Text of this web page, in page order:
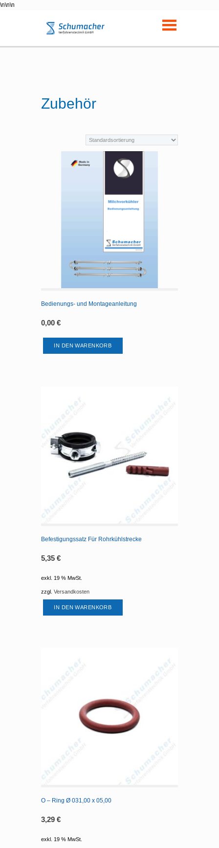
\n\n\n
Zubehör
Bedienungs- und Montageanleitung
0,00 €
IN DEN WARENKORB
Befestigungssatz Für Rohrkühlstrecke
5,35 €
exkl. 19 % MwSt.
zzgl. Versandkosten
IN DEN WARENKORB
O – Ring Ø 031,00 x 05,00
3,29 €
exkl. 19 % MwSt.